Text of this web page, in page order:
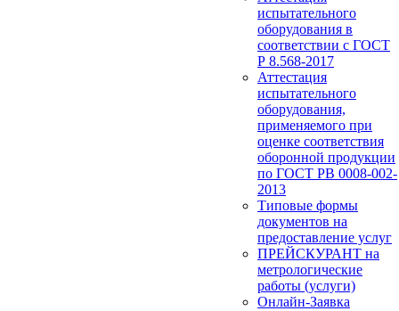
испытательного
оборудования в
соответствии с ГОСТ
Р 8.568-2017
Аттестация
испытательного
оборудования,
применяемого при
оценке соответствия
оборонной продукции
по ГОСТ РВ 0008-002-
2013
Типовые формы
документов на
предоставление услуг
ПРЕЙСКУРАНТ на
метрологические
работы (услуги)
Онлайн-Заявка